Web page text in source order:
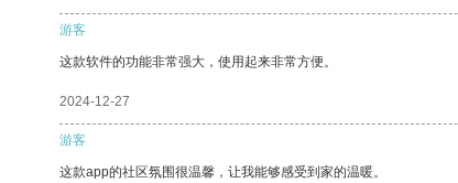
游客
这款软件的功能非常强大，使用起来非常方便。
2024-12-27
游客
这款app的社区氛围很温馨，让我能够感受到家的温暖。